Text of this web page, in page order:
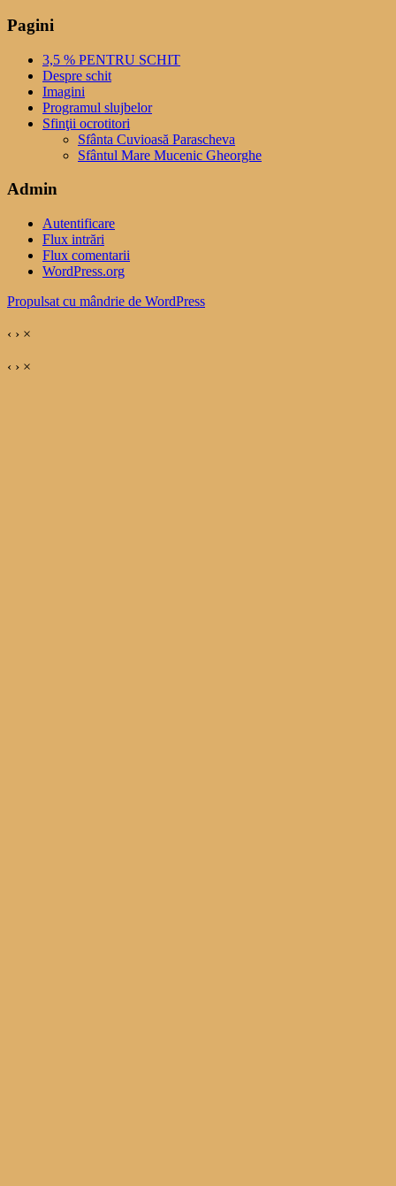
Pagini
3,5 % PENTRU SCHIT
Despre schit
Imagini
Programul slujbelor
Sfinţii ocrotitori
Sfânta Cuvioasă Parascheva
Sfântul Mare Mucenic Gheorghe
Admin
Autentificare
Flux intrări
Flux comentarii
WordPress.org
Propulsat cu mândrie de WordPress
‹ › ×
‹ › ×